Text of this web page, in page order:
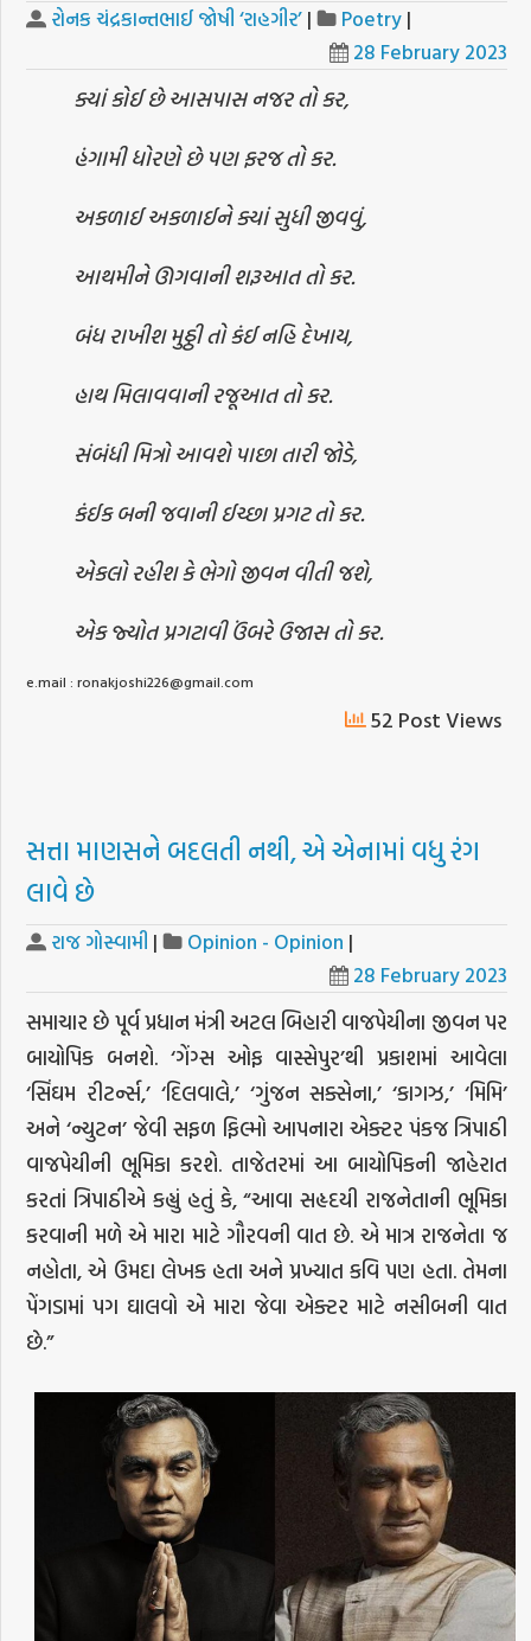
રોનક ચંદ્રકાન્તભાઈ જોષી ‘રાહગીર’ | Poetry |
28 February 2023
ક્યાં કોઈ છે આસપાસ નજર તો કર,
હંગામી ધોરણે છે પણ ફરજ તો કર.
અકળાઈ અકળાઈને ક્યાં સુધી જીવવું,
આથમીને ઊગવાની શરૂઆત તો કર.
બંધ રાખીશ મુઠ્ઠી તો કંઈ નહિ દેખાય,
હાથ મિલાવવાની રજૂઆત તો કર.
સંબંધી મિત્રો આવશે પાછા તારી જોડે,
કંઈક બની જવાની ઈચ્છા પ્રગટ તો કર.
એકલો રહીશ કે ભેગો જીવન વીતી જશે,
એક જ્યોત પ્રગટાવી ઉંબરે ઉજાસ તો કર.
e.mail : ronakjoshi226@gmail.com
52 Post Views
સત્તા માણસને બદલતી નથી, એ એનામાં વધુ રંગ
લાવે છે
રાજ ગોસ્વામી | Opinion - Opinion |
28 February 2023
સમાચાર છે પૂર્વ પ્રધાન મંત્રી અટલ બિહારી વાજપેયીના જીવન પર
બાયોપિક બનશે. ‘ગેંગ્સ ઓફ વાસ્સેપુર’થી પ્રકાશમાં આવેલા
‘સિંઘમ રીટર્ન્સ,’ ‘દિલવાલે,’ ‘ગુંજન સક્સેના,’ ‘કાગઝ,’ ‘મિમિ’
અને ‘ન્યુટન’ જેવી સફળ ફિલ્મો આપનારા એક્ટર પંકજ ત્રિપાઠી
વાજપેયીની ભૂમિકા કરશે. તાજેતરમાં આ બાયોપિકની જાહેરાત
કરતાં ત્રિપાઠીએ કહ્યું હતું કે, “આવા સહૃદયી રાજનેતાની ભૂમિકા
કરવાની મળે એ મારા માટે ગૌરવની વાત છે. એ માત્ર રાજનેતા જ
નહોતા, એ ઉમદા લેખક હતા અને પ્રખ્યાત કવિ પણ હતા. તેમના
પેંગડામાં પગ ઘાલવો એ મારા જેવા એક્ટર માટે નસીબની વાત
છે.”